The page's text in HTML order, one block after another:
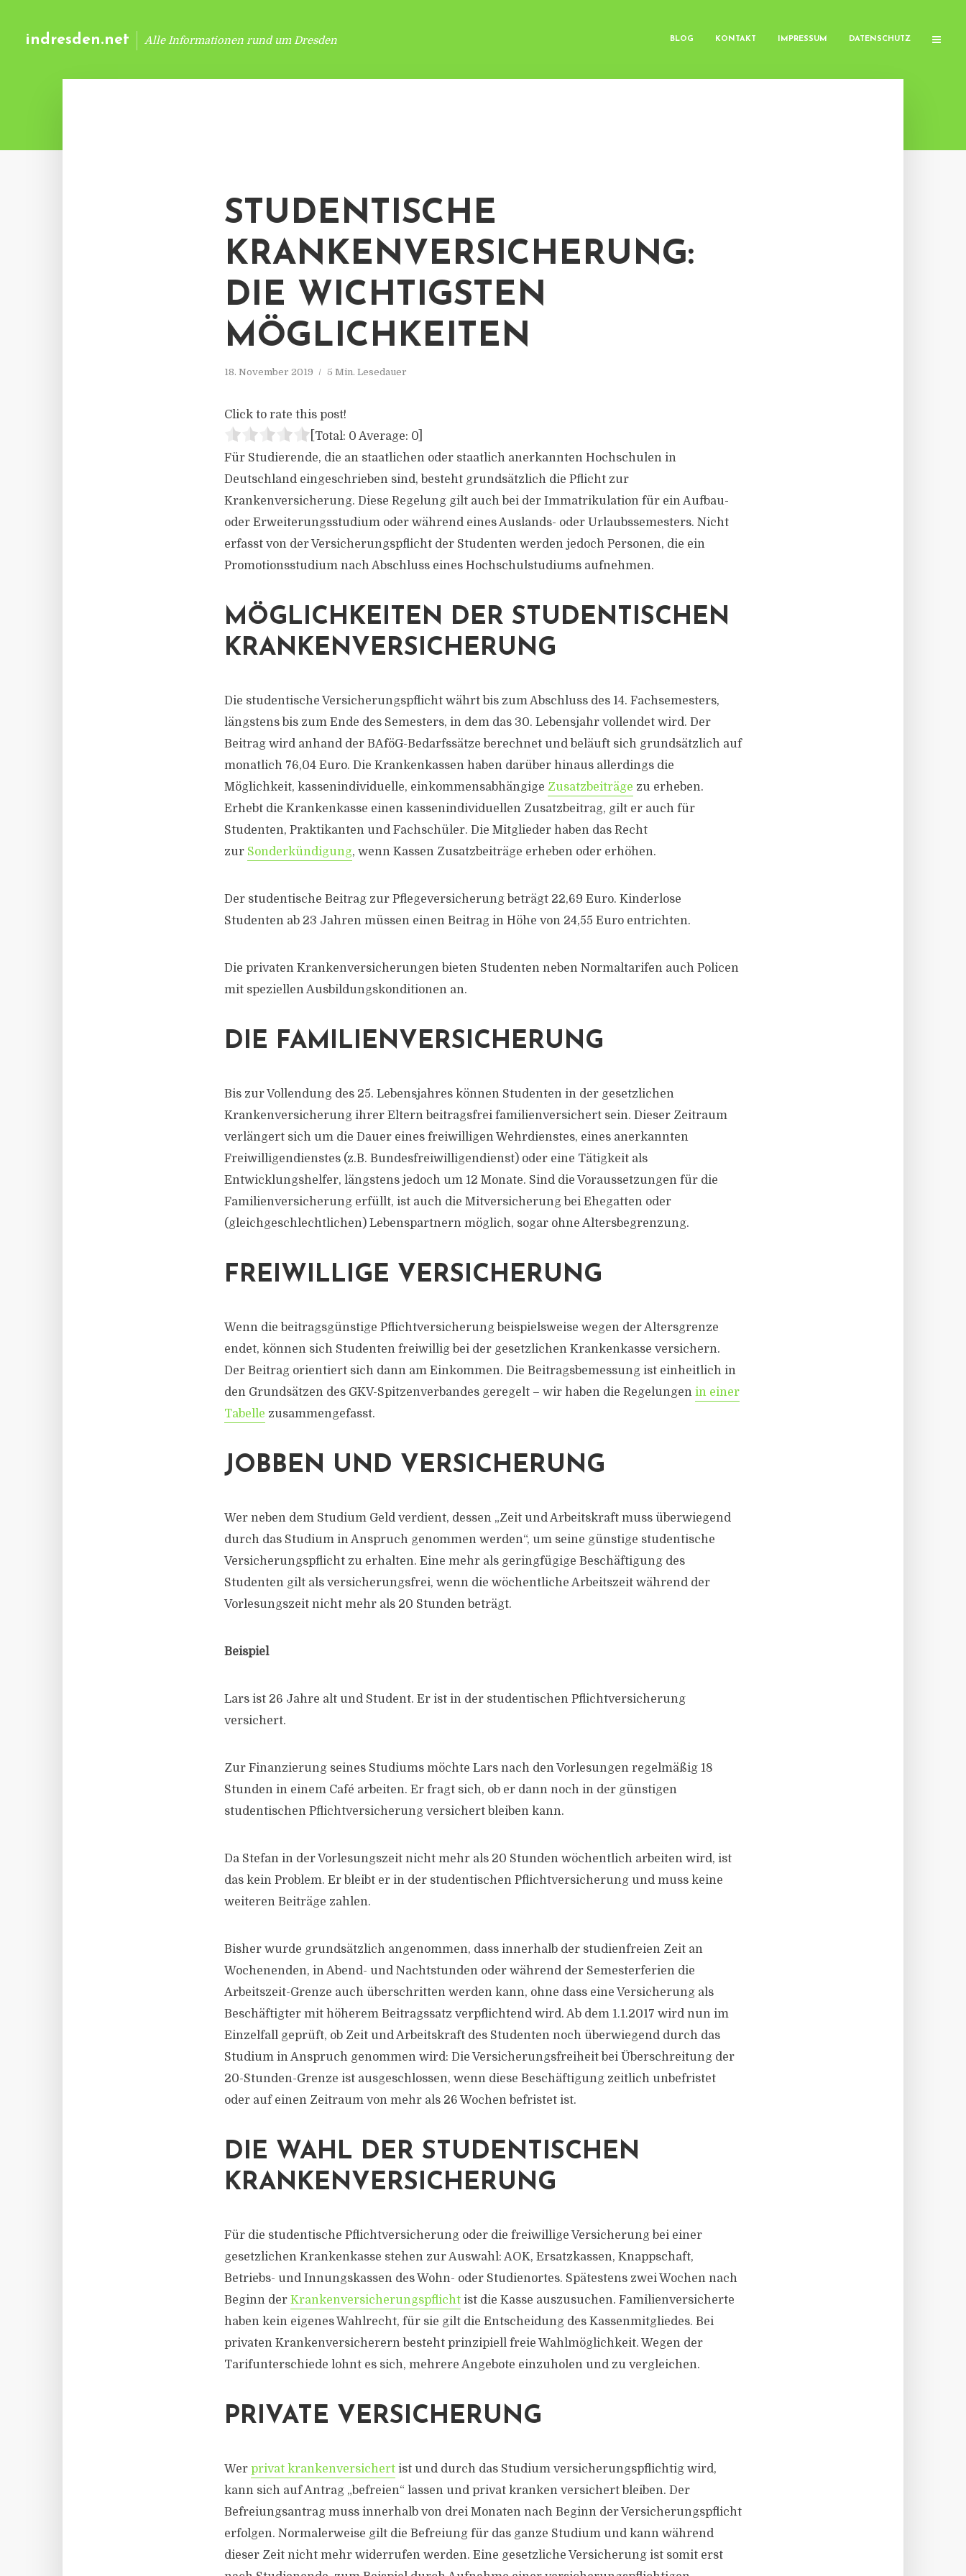
indresden.net Alle Informationen rund um Dresden BLOG KONTAKT IMPRESSUM DATENSCHUTZ
STUDENTISCHE
KRANKENVERSICHERUNG:
DIE WICHTIGSTEN
MÖGLICHKEITEN
18. November 2019 5 Min. Lesedauer
Click to rate this post!
[Total: 0 Average: 0
Für Studierende, die an staatlichen oder staatlich anerkannten Hochschulen in
Deutschland eingeschrieben sind, besteht grundsätzlich die Pflicht zur
Krankenversicherung. Diese Regelung gilt auch bei der Immatrikulation für ein Aufbau-
oder Erweiterungsstudium oder während eines Auslands- oder Urlaubssemesters. Nicht
erfasst von der Versicherungspflicht der Studenten werden jedoch Personen, die ein
Promotionsstudium nach Abschluss eines Hochschulstudiums aufnehmen.
MÖGLICHKEITEN DER STUDENTISCHEN
KRANKENVERSICHERUNG
Die studentische Versicherungspflicht währt bis zum Abschluss des 14. Fachsemesters,
längstens bis zum Ende des Semesters, in dem das 30. Lebensjahr vollendet wird. Der
Beitrag wird anhand der BAföG-Bedarfssätze berechnet und beläuft sich grundsätzlich auf
monatlich 76,04 Euro. Die Krankenkassen haben darüber hinaus allerdings die
Möglichkeit, kassenindividuelle, einkommensabhängige Zusatzbeiträge zu erheben.
Erhebt die Krankenkasse einen kassenindividuellen Zusatzbeitrag, gilt er auch für
Studenten, Praktikanten und Fachschüler. Die Mitglieder haben das Recht
zur Sonderkündigung, wenn Kassen Zusatzbeiträge erheben oder erhöhen.
Der studentische Beitrag zur Pflegeversicherung beträgt 22,69 Euro. Kinderlose
Studenten ab 23 Jahren müssen einen Beitrag in Höhe von 24,55 Euro entrichten.
Die privaten Krankenversicherungen bieten Studenten neben Normaltarifen auch Policen
mit speziellen Ausbildungskonditionen an.
DIE FAMILIENVERSICHERUNG
Bis zur Vollendung des 25. Lebensjahres können Studenten in der gesetzlichen
Krankenversicherung ihrer Eltern beitragsfrei familienversichert sein. Dieser Zeitraum
verlängert sich um die Dauer eines freiwilligen Wehrdienstes, eines anerkannten
Freiwilligendienstes (z.B. Bundesfreiwilligendienst) oder eine Tätigkeit als
Entwicklungshelfer, längstens jedoch um 12 Monate. Sind die Voraussetzungen für die
Familienversicherung erfüllt, ist auch die Mitversicherung bei Ehegatten oder
(gleichgeschlechtlichen) Lebenspartnern möglich, sogar ohne Altersbegrenzung.
FREIWILLIGE VERSICHERUNG
Wenn die beitragsgünstige Pflichtversicherung beispielsweise wegen der Altersgrenze
endet, können sich Studenten freiwillig bei der gesetzlichen Krankenkasse versichern.
Der Beitrag orientiert sich dann am Einkommen. Die Beitragsbemessung ist einheitlich in
den Grundsätzen des GKV-Spitzenverbandes geregelt – wir haben die Regelungen in einer
Tabelle zusammengefasst.
JOBBEN UND VERSICHERUNG
Wer neben dem Studium Geld verdient, dessen „Zeit und Arbeitskraft muss überwiegend
durch das Studium in Anspruch genommen werden“, um seine günstige studentische
Versicherungspflicht zu erhalten. Eine mehr als geringfügige Beschäftigung des
Studenten gilt als versicherungsfrei, wenn die wöchentliche Arbeitszeit während der
Vorlesungszeit nicht mehr als 20 Stunden beträgt.
Beispiel
Lars ist 26 Jahre alt und Student. Er ist in der studentischen Pflichtversicherung
versichert.
Zur Finanzierung seines Studiums möchte Lars nach den Vorlesungen regelmäßig 18
Stunden in einem Café arbeiten. Er fragt sich, ob er dann noch in der günstigen
studentischen Pflichtversicherung versichert bleiben kann.
Da Stefan in der Vorlesungszeit nicht mehr als 20 Stunden wöchentlich arbeiten wird, ist
das kein Problem. Er bleibt er in der studentischen Pflichtversicherung und muss keine
weiteren Beiträge zahlen.
Bisher wurde grundsätzlich angenommen, dass innerhalb der studienfreien Zeit an
Wochenenden, in Abend- und Nachtstunden oder während der Semesterferien die
Arbeitszeit-Grenze auch überschritten werden kann, ohne dass eine Versicherung als
Beschäftigter mit höherem Beitragssatz verpflichtend wird. Ab dem 1.1.2017 wird nun im
Einzelfall geprüft, ob Zeit und Arbeitskraft des Studenten noch überwiegend durch das
Studium in Anspruch genommen wird: Die Versicherungsfreiheit bei Überschreitung der
20-Stunden-Grenze ist ausgeschlossen, wenn diese Beschäftigung zeitlich unbefristet
oder auf einen Zeitraum von mehr als 26 Wochen befristet ist.
DIE WAHL DER STUDENTISCHEN
KRANKENVERSICHERUNG
Für die studentische Pflichtversicherung oder die freiwillige Versicherung bei einer
gesetzlichen Krankenkasse stehen zur Auswahl: AOK, Ersatzkassen, Knappschaft,
Betriebs- und Innungskassen des Wohn- oder Studienortes. Spätestens zwei Wochen nach
Beginn der Krankenversicherungspflicht ist die Kasse auszusuchen. Familienversicherte
haben kein eigenes Wahlrecht, für sie gilt die Entscheidung des Kassenmitgliedes. Bei
privaten Krankenversicherern besteht prinzipiell freie Wahlmöglichkeit. Wegen der
Tarifunterschiede lohnt es sich, mehrere Angebote einzuholen und zu vergleichen.
PRIVATE VERSICHERUNG
Wer privat krankenversichert ist und durch das Studium versicherungspflichtig wird,
kann sich auf Antrag „befreien“ lassen und privat kranken versichert bleiben. Der
Befreiungsantrag muss innerhalb von drei Monaten nach Beginn der Versicherungspflicht
erfolgen. Normalerweise gilt die Befreiung für das ganze Studium und kann während
dieser Zeit nicht mehr widerrufen werden. Eine gesetzliche Versicherung ist somit erst